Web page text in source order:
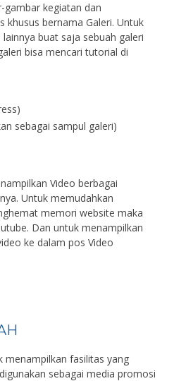
kegiatan dan
khusus bernama Galeri. Untuk
buat saja sebuah galeri
bisa mencari tutorial di
sebagai sampul galeri)
Video berbagai
Untuk memudahkan
memori website maka
Dan untuk menampilkan
ke dalam pos Video
menampilkan fasilitas yang
sebagai media promosi